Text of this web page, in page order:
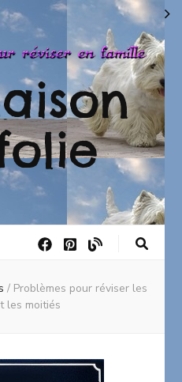
/ Problèmes pour réviser les
les moitiés